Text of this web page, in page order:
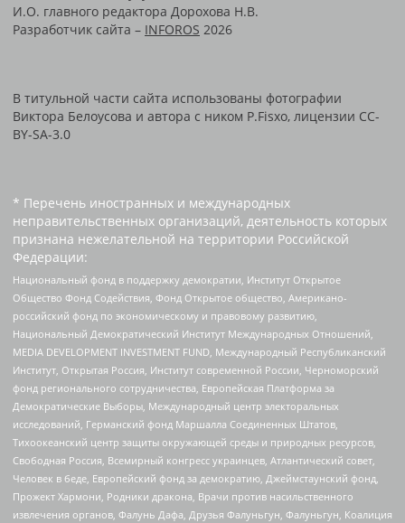
И.О. главного редактора Дорохова Н.В.
Разработчик сайта – INFOROS 2026
В титульной части сайта использованы фотографии
Виктора Белоусова и автора с ником P.Fisxo, лицензии CC-
BY-SA-3.0
* Перечень иностранных и международных
неправительственных организаций, деятельность которых
признана нежелательной на территории Российской
Федерации:
Национальный фонд в поддержку демократии, Институт Открытое
Общество Фонд Содействия, Фонд Открытое общество, Американо-
российский фонд по экономическому и правовому развитию,
Национальный Демократический Институт Международных Отношений,
MEDIA DEVELOPMENT INVESTMENT FUND, Международный Республиканский
Институт, Открытая Россия, Институт современной России, Черноморский
фонд регионального сотрудничества, Европейская Платформа за
Демократические Выборы, Международный центр электоральных
исследований, Германский фонд Маршалла Соединенных Штатов,
Тихоокеанский центр защиты окружающей среды и природных ресурсов,
Свободная Россия, Всемирный конгресс украинцев, Атлантический совет,
Человек в беде, Европейский фонд за демократию, Джеймстаунский фонд,
Прожект Хармони, Родники дракона, Врачи против насильственного
извлечения органов, Фалунь Дафа, Друзья Фалуньгун, Фалуньгун, Коалиция